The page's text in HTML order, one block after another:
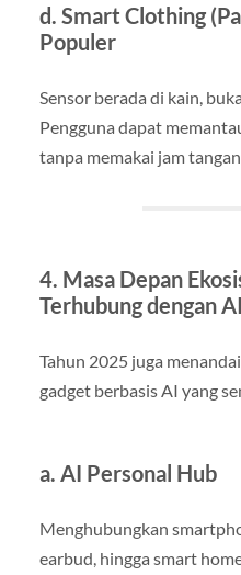
d. Smart Clothing
Populer
Sensor berada di kain,
Pengguna dapat
tanpa memakai jam tangan.
4. Masa Depan
Terhubung dengan AI
Tahun 2025 juga
gadget berbasis AI yang
a. AI Personal Hub
Menghubungkan
earbud, hingga smart